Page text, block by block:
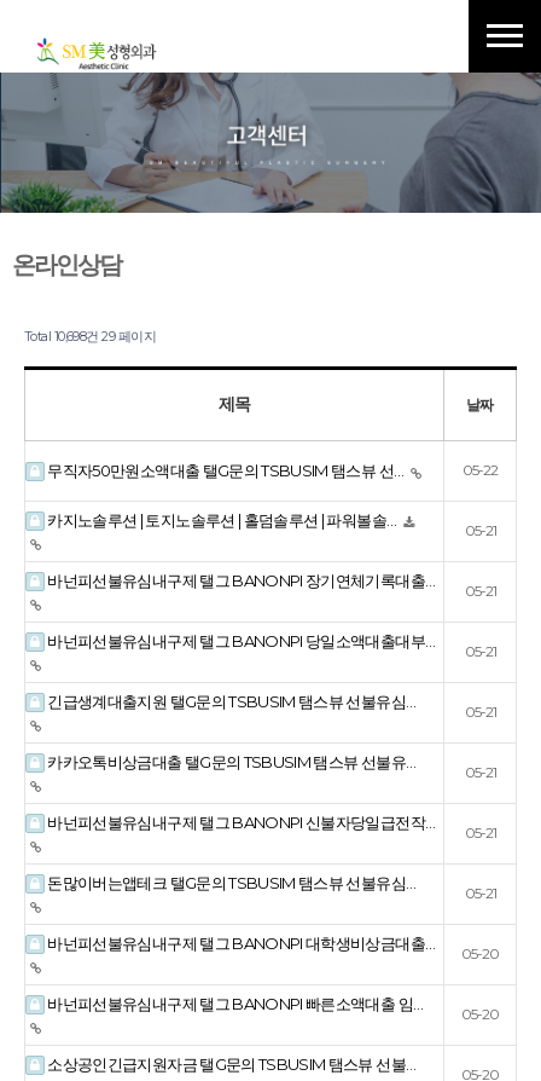
온라인상담
Total 10,698건 29 페이지
제목 날짜
무직자50만원소액대출 탤G문의 TSBUSIM 탬스뷰 선… 05-22
카지노솔루션 | 토지노솔루션 | 홀덤솔루션 | 파워볼솔…
05-21
바넌피선불유심내구제 탤그 BANONPI 장기연체기록대출…
05-21
바넌피선불유심내구제 탤그 BANONPI 당일소액대출대부…
05-21
긴급생계대출지원 탤G문의 TSBUSIM 탬스뷰 선불유심…
05-21
카카오톡비상금대출 탤G문의 TSBUSIM 탬스뷰 선불유…
05-21
바넌피선불유심내구제 탤그 BANONPI 신불자당일급전작…
05-21
돈많이버는앱테크 탤G문의 TSBUSIM 탬스뷰 선불유심…
05-21
바넌피선불유심내구제 탤그 BANONPI 대학생비상금대출…
05-20
바넌피선불유심내구제 탤그 BANONPI 빠른소액대출 임…
05-20
소상공인긴급지원자금 탤G문의 TSBUSIM 탬스뷰 선불…
05-20